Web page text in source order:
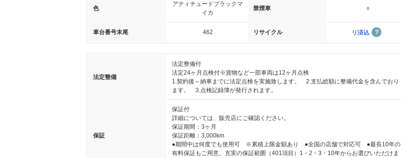
色
アティチュードブラックマ
イカ
禁煙車 ○
車台番号末尾 462 リサイクル リ済込
法定整備
法定整備付
法定24ヶ月点検付※貨物など一部車両は12ヶ月点検
1.契約後～納車までに法定点検を実施致します。 2.支払総額に整備代金を含んでおり
ます。 3.点検記録簿が発行されます。
保証
保証付
詳細については、販売店にご確認ください。
保証期間：3ヶ月
保証距離：3,000km
●期間中は何度でも使用可 ※累積上限金額あり ●全国の店舗で対応可 ●最長10年の
有料保証もご用意。充実の保証範囲（401項目）1・2・3・10年からお選びいただけま